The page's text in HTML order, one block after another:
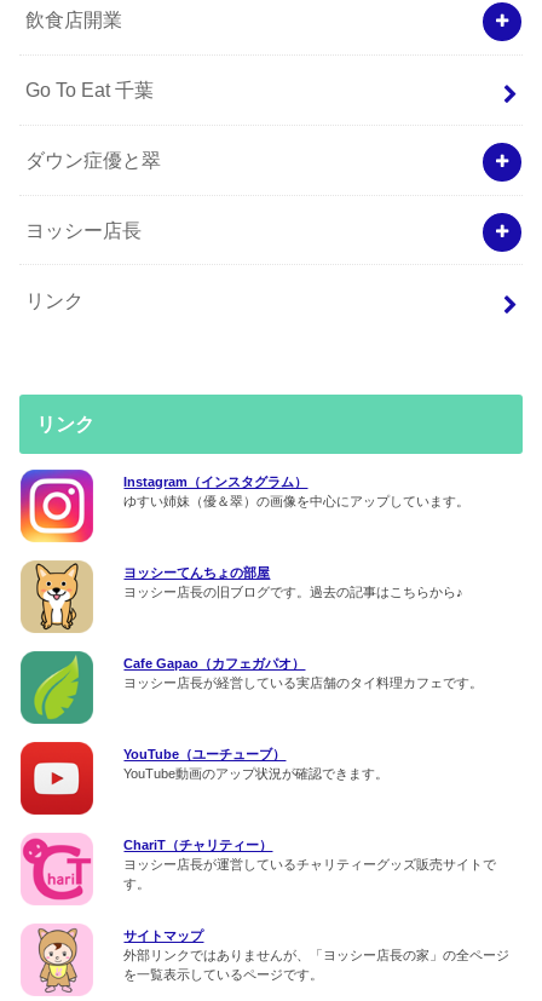
飲食店開業
Go To Eat 千葉
ダウン症優と翠
ヨッシー店長
リンク
リンク
Instagram（インスタグラム）
ゆすい姉妹（優＆翠）の画像を中心にアップしています。
ヨッシーてんちょの部屋
ヨッシー店長の旧ブログです。過去の記事はこちらから♪
Cafe Gapao（カフェガパオ）
ヨッシー店長が経営している実店舗のタイ料理カフェです。
YouTube（ユーチューブ）
YouTube動画のアップ状況が確認できます。
ChariT（チャリティー）
ヨッシー店長が運営しているチャリティーグッズ販売サイトで
す。
サイトマップ
外部リンクではありませんが、「ヨッシー店長の家」の全ページ
を一覧表示しているページです。